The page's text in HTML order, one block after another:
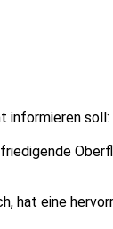
informieren soll:
hat eine